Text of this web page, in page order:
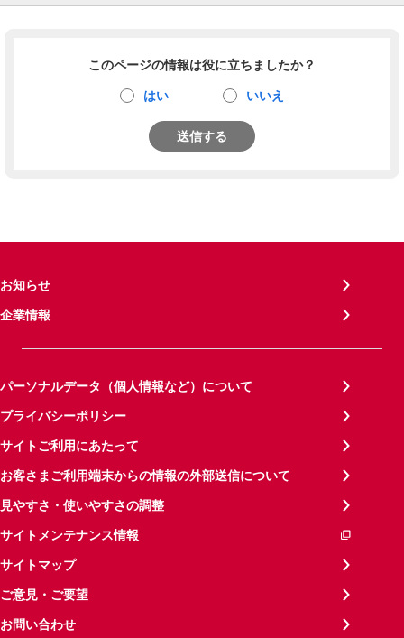
このページの情報は役に立ちましたか？
はい いいえ
送信する
お知らせ
企業情報
パーソナルデータ（個人情報など）について
プライバシーポリシー
サイトご利用にあたって
お客さまご利用端末からの情報の外部送信について
見やすさ・使いやすさの調整
サイトメンテナンス情報
サイトマップ
ご意見・ご要望
お問い合わせ